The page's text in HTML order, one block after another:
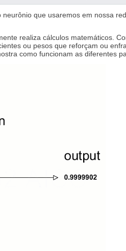
que usaremos em nossa
realiza cálculos matemáticos.
ou pesos que reforçam ou
como funcionam as diferentes